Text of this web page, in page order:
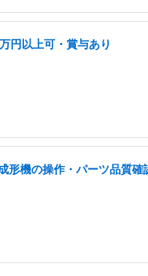
円以上可・賞与あり
形機の操作・パーツ品質